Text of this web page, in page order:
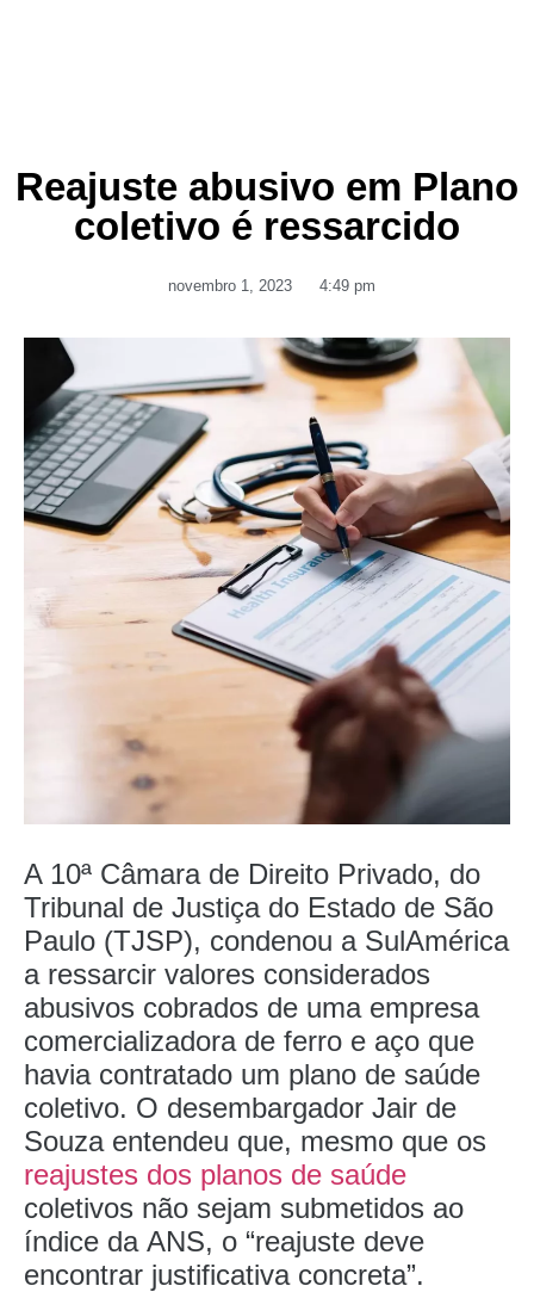
Reajuste abusivo em Plano
coletivo é ressarcido
novembro 1, 2023 4:49 pm
A 10ª Câmara de Direito Privado, do
Tribunal de Justiça do Estado de São
Paulo (TJSP), condenou a SulAmérica
a ressarcir valores considerados
abusivos cobrados de uma empresa
comercializadora de ferro e aço que
havia contratado um plano de saúde
coletivo. O desembargador Jair de
Souza entendeu que, mesmo que os
reajustes dos planos de saúde
coletivos não sejam submetidos ao
índice da ANS, o “reajuste deve
encontrar justificativa concreta”.